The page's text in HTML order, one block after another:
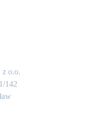
o.o.
142